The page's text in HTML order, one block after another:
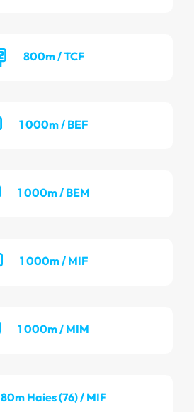
800m / TCF
1 000m / BEF
1 000m / BEM
1 000m / MIF
1 000m / MIM
80m Haies (76) / MIF